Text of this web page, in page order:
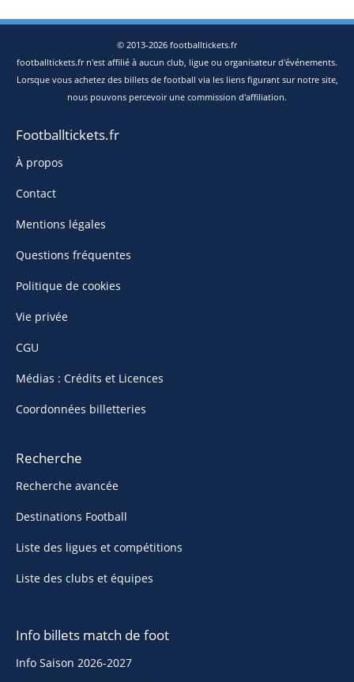
© 2013-2026 footballtickets.fr
footballtickets.fr n'est affilié à aucun club, ligue ou organisateur d'événements.
Lorsque vous achetez des billets de football via les liens figurant sur notre site,
nous pouvons percevoir une commission d'affiliation.
Footballtickets.fr
À propos
Contact
Mentions légales
Questions fréquentes
Politique de cookies
Vie privée
CGU
Médias : Crédits et Licences
Coordonnées billetteries
Recherche
Recherche avancée
Destinations Football
Liste des ligues et compétitions
Liste des clubs et équipes
Info billets match de foot
Info Saison 2026-2027